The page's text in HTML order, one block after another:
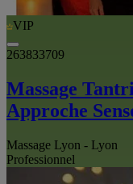
VIP
263833709
Massage
Approche
Massage Lyon - Lyon
Professionnel